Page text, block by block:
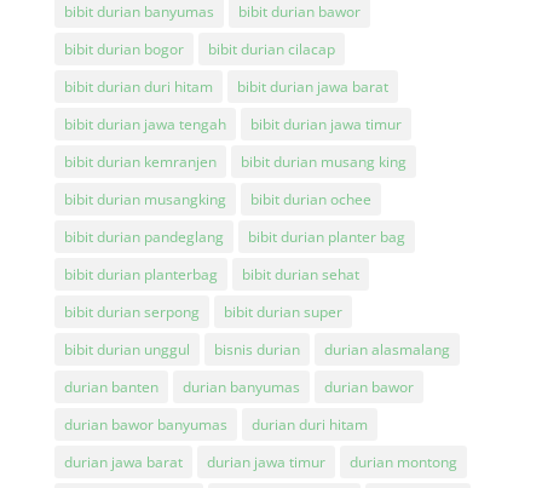
bibit durian banyumas
bibit durian bawor
bibit durian bogor
bibit durian cilacap
bibit durian duri hitam
bibit durian jawa barat
bibit durian jawa tengah
bibit durian jawa timur
bibit durian kemranjen
bibit durian musang king
bibit durian musangking
bibit durian ochee
bibit durian pandeglang
bibit durian planter bag
bibit durian planterbag
bibit durian sehat
bibit durian serpong
bibit durian super
bibit durian unggul
bisnis durian
durian alasmalang
durian banten
durian banyumas
durian bawor
durian bawor banyumas
durian duri hitam
durian jawa barat
durian jawa timur
durian montong